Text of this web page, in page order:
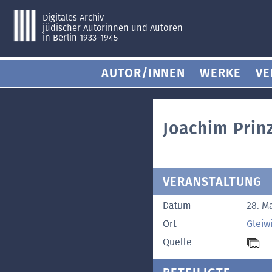
Digitales Archiv
jüdischer Autorinnen und Autoren
in Berlin 1933–1945
AUTOR/INNEN WERKE
Joachim
VERANSTALTUNG
Datum
28.
Ort
Quelle